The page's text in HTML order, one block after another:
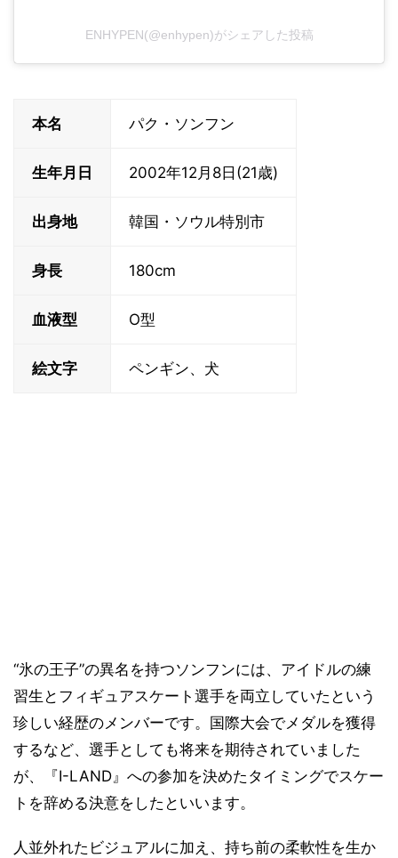
ENHYPEN(@enhypen)がシェアした投稿
本名 パク・ソンフン
生年月日 2002年12月8日(21歳)
出身地 韓国・ソウル特別市
身長 180cm
血液型 O型
絵文字 ペンギン、犬
“氷の王子”の異名を持つソンフンには、アイドルの練
習生とフィギュアスケート選手を両立していたという
珍しい経歴のメンバーです。国際大会でメダルを獲得
するなど、選手としても将来を期待されていました
が、『I-LAND』への参加を決めたタイミングでスケー
トを辞める決意をしたといいます。
人並外れたビジュアルに加え、持ち前の柔軟性を生か